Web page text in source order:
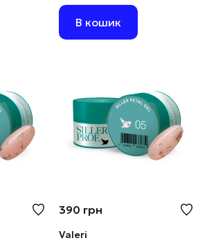
В кошик
390 грн
Valeri